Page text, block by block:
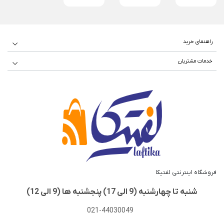
راهنمای خرید
خدمات مشتریان
فروشگاه اینترنتی لفتیکا
شنبه تا چهارشنبه (9 الی 17) پنجشنبه ها (9 الی 12)
021-44030049